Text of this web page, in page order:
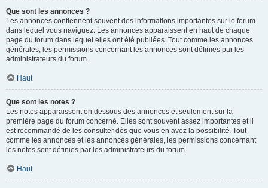
Que sont les annonces ?
Les annonces contiennent souvent des informations importantes sur le forum
dans lequel vous naviguez. Les annonces apparaissent en haut de chaque
page du forum dans lequel elles ont été publiées. Tout comme les annonces
générales, les permissions concernant les annonces sont définies par les
administrateurs du forum.
Haut
Que sont les notes ?
Les notes apparaissent en dessous des annonces et seulement sur la
première page du forum concerné. Elles sont souvent assez importantes et il
est recommandé de les consulter dès que vous en avez la possibilité. Tout
comme les annonces et les annonces générales, les permissions concernant
les notes sont définies par les administrateurs du forum.
Haut